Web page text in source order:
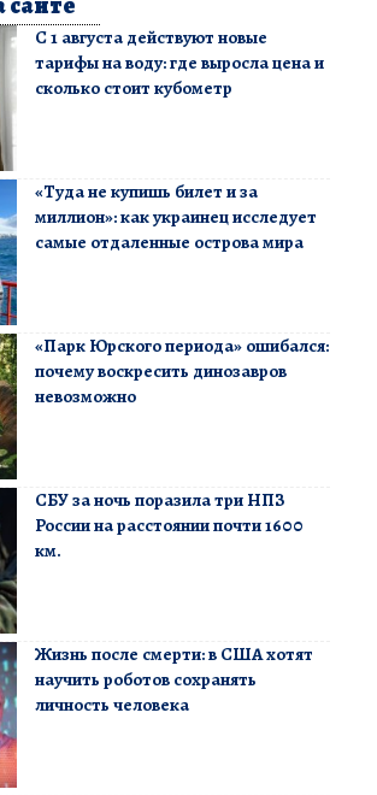
С 1 августа действуют новые
тарифы на воду: где выросла цена и
сколько стоит кубометр
«Туда не купишь билет и за
миллион»: как украинец исследует
самые отдаленные острова мира
«Парк Юрского периода» ошибался:
почему воскресить динозавров
невозможно
СБУ за ночь поразила три НПЗ
России на расстоянии почти 1600
км.
Жизнь после смерти: в США хотят
научить роботов сохранять
личность человека